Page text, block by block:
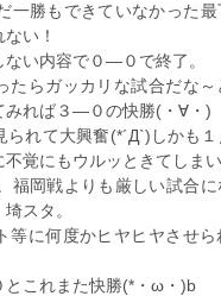
一勝もできていなかった
い！
い内容で０―０で終了。
たらガッカリな試合だな
みれば３―０の快勝(・∀・)
られて大興奮(*´Д`)しかも
覚にもウルッときてしまい
福岡戦よりも厳しい試合に
スタ。
等に何度かヒヤヒヤさせ
これまた快勝(*・ω・)b